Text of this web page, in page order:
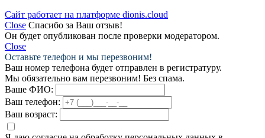
Сайт работает на платформе dionis.cloud
Close Спасибо за Ваш отзыв!
Он будет опубликован после проверки модератором.
Close
Оставьте телефон и мы перезвоним!
Ваш номер телефона будет отправлен в регистратуру.
Мы обязательно вам перезвоним! Без спама.
Ваше ФИО:
Ваш телефон:
Ваш возраст: